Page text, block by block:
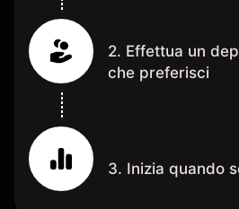
2. Effettua un
che preferisci
3. Inizia quando